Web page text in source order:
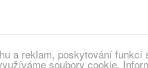
a reklam, poskytování
soubory cookie.